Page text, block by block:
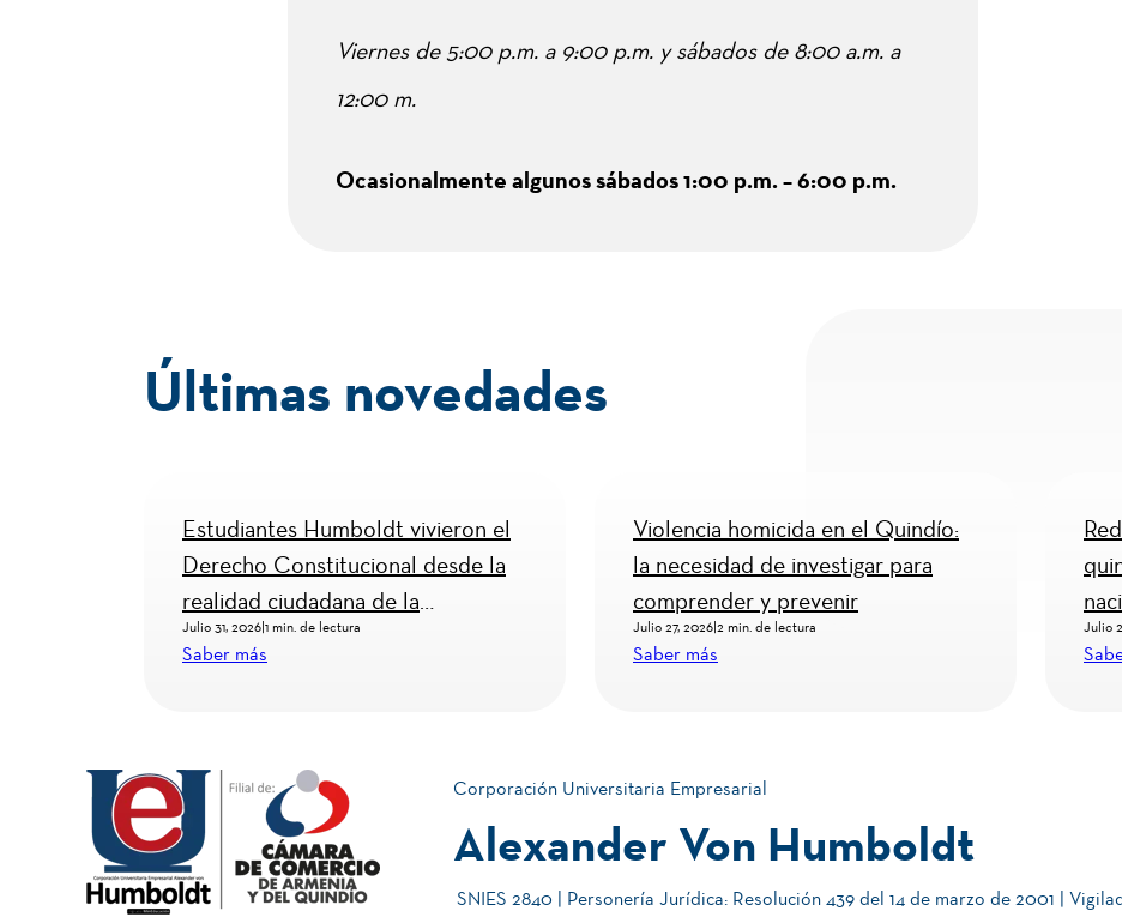
Viernes de 5:00 p.m. a 9:00 p.m. y sábados de 8:00 a.m. a
12:00 m.
Ocasionalmente algunos sábados 1:00 p.m. – 6:00 p.m.
Últimas novedades
Estudiantes Humboldt vivieron el
Derecho Constitucional desde la
realidad ciudadana de la
Personería
Julio 31, 2026 1 min. de lectura
Saber más
Violencia homicida en el Quindío:
la necesidad de investigar para
comprender y prevenir
Julio 27, 2026 2 min. de lectura
Saber más
Julio
Corporación Universitaria Empresarial
Alexander Von Humboldt
SNIES 2840 | Personería Jurídica: Resolución 439 del 14 de marzo de 2001 |